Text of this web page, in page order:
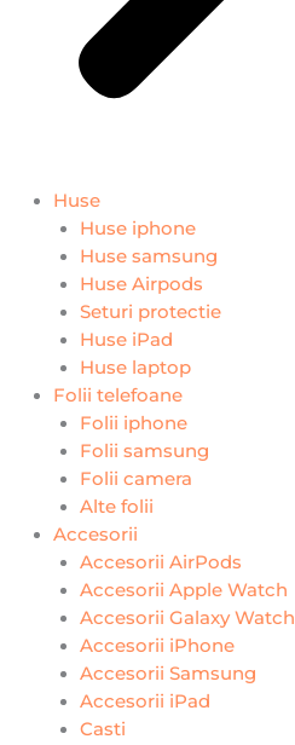
Huse
Huse iphone
Huse samsung
Huse Airpods
Seturi protectie
Huse iPad
Huse laptop
Folii telefoane
Folii iphone
Folii samsung
Folii camera
Alte folii
Accesorii
Accesorii AirPods
Accesorii Apple Watch
Accesorii Galaxy Watch
Accesorii iPhone
Accesorii Samsung
Accesorii iPad
Casti